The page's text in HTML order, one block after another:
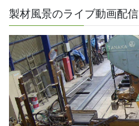
製材風景のライブ動画配信